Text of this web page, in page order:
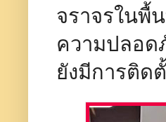
จราจรในพื้
ความปลอด
ยังมีการติ